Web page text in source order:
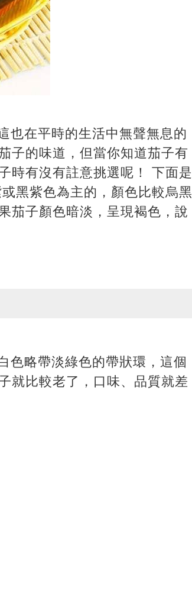
也在平時的生活中無聲無息的
子的味道，但當你知道茄子有
時有沒有註意挑選呢！ 下面是
黑紫色為主的，顏色比較烏黑
茄子顏色暗淡，呈現褐色，說
色略帶淡綠色的帶狀環，這個
就比較老了，口味、品質就差